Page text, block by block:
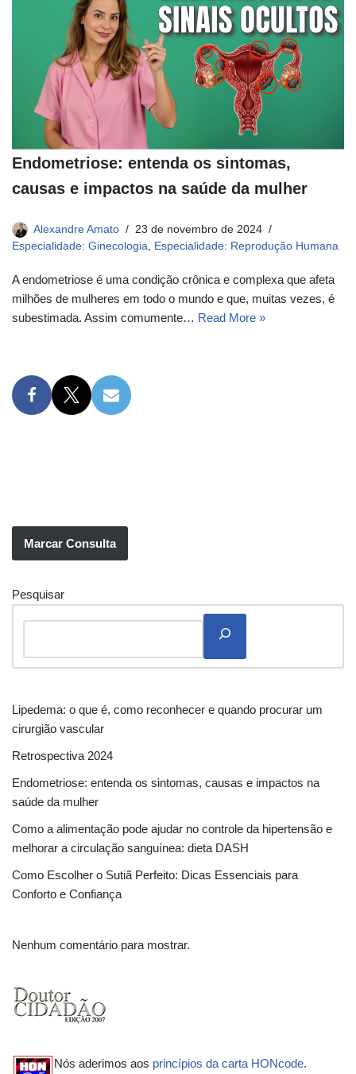
Endometriose: entenda os sintomas,
causas e impactos na saúde da mulher
Alexandre Amato
23 de novembro de 2024
Especialidade: Ginecologia, Especialidade: Reprodução Humana
A endometriose é uma condição crônica e complexa que afeta
milhões de mulheres em todo o mundo e que, muitas vezes, é
subestimada. Assim comumente… Read More »
Marcar Consulta
Pesquisar
Lipedema: o que é, como reconhecer e quando procurar um
cirurgião vascular
Retrospectiva 2024
Endometriose: entenda os sintomas, causas e impactos na
saúde da mulher
Como a alimentação pode ajudar no controle da hipertensão e
melhorar a circulação sanguínea: dieta DASH
Como Escolher o Sutiã Perfeito: Dicas Essenciais para
Conforto e Confiança
Nenhum comentário para mostrar.
Nós aderimos aos princípios da carta HONcode.